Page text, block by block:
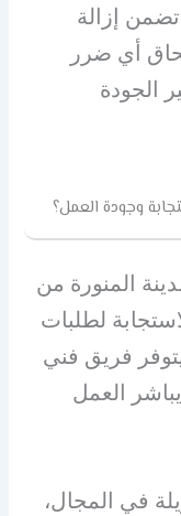
إزالة
أي ضرر
الجودة
وجودة العمل؟
المنورة من
لطلبات
فريق فني
العمل
في المجال،